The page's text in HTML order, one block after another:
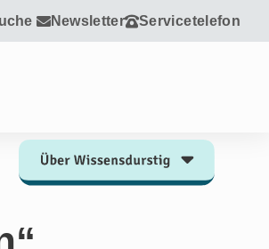
Newsletter Servicetelefon